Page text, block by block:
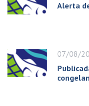
Alerta
07/08/